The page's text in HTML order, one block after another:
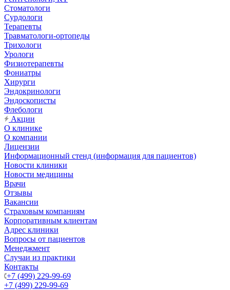
Стоматологи
Сурдологи
Терапевты
Травматологи-ортопеды
Трихологи
Урологи
Физиотерапевты
Фониатры
Хирурги
Эндокринологи
Эндоскописты
Флебологи
Акции
О клинике
О компании
Лицензии
Информационный стенд (информация для пациентов)
Новости клиники
Новости медицины
Врачи
Отзывы
Вакансии
Страховым компаниям
Корпоративным клиентам
Адрес клиники
Вопросы от пациентов
Менеджмент
Случаи из практики
Контакты
+7 (499) 229-99-69
+7 (499) 229-99-69